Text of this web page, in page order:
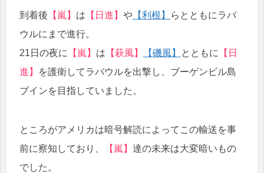
到着後 【嵐】 は 【日進】 や 【利根】
らとともにラバ
ウルにまで進行。
21日の夜に
【嵐】 は 【萩風】 【磯風】 とともに
【日
進】
を護衛してラバウルを出撃し、ブーゲンビル島
ブインを目指していました。
ところがアメリカは暗号解読によってこの輸送を事
前に察知しており、
【嵐】 達の未来は大変暗いもの
でした。